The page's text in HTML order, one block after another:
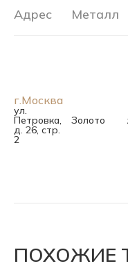
Адрес Металл
г.Москва
ул.
Петровка,
д. 26, стр.
2
Золото
ПОХОЖИЕ